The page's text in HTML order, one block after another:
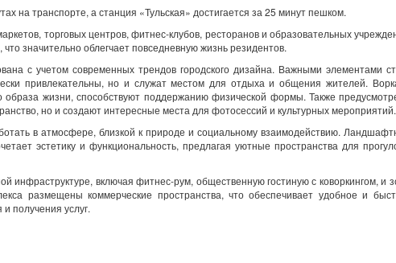
на транспорте, а станция «Тульская» достигается за 25 минут пешком.
торговых центров, фитнес-клубов, ресторанов и образовательных
значительно облегчает повседневную жизнь резидентов.
с учетом современных трендов городского дизайна. Важными элементами
привлекательны, но и служат местом для отдыха и общения жителей.
образа жизни, способствуют поддержанию физической формы. Также
но и создают интересные места для фотосессий и культурных мероприятий.
в атмосфере, близкой к природе и социальному взаимодействию.
эстетику и функциональность, предлагая уютные пространства для
инфраструктуре, включая фитнес-рум, общественную гостиную с коворкингом, и
размещены коммерческие пространства, что обеспечивает удобное и
получения услуг.